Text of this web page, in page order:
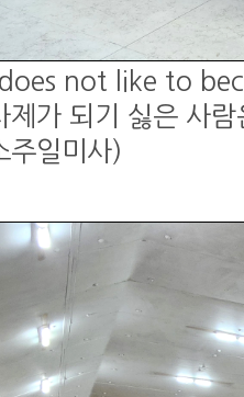
not like to
제가 되기 싫은 사
주일미사)